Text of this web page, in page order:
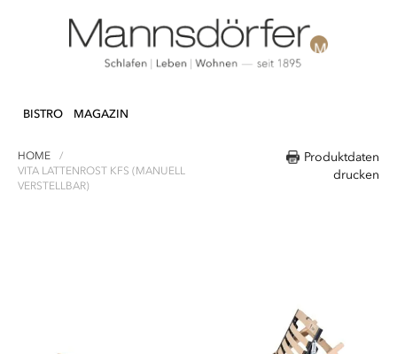
zum
BISTRO MAGAZIN
Produktdaten
drucken
HOME
VITA LATTENROST KFS (MANUELL
VERSTELLBAR)